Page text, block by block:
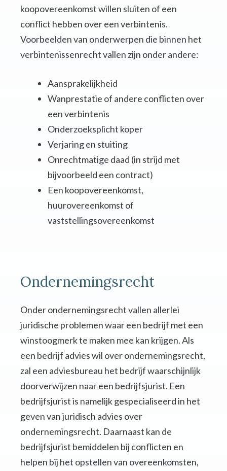
koopovereenkomst willen sluiten of een
conflict hebben over een verbintenis.
Voorbeelden van onderwerpen die binnen het
verbintenissenrecht vallen zijn onder andere:
Aansprakelijkheid
Wanprestatie of andere conflicten over
een verbintenis
Onderzoeksplicht koper
Verjaring en stuiting
Onrechtmatige daad (in strijd met
bijvoorbeeld een contract)
Een koopovereenkomst,
huurovereenkomst of
vaststellingsovereenkomst
Ondernemingsrecht
Onder ondernemingsrecht vallen allerlei
juridische problemen waar een bedrijf met een
winstoogmerk te maken mee kan krijgen. Als
een bedrijf advies wil over ondernemingsrecht,
zal een adviesbureau het bedrijf waarschijnlijk
doorverwijzen naar een bedrijfsjurist. Een
bedrijfsjurist is namelijk gespecialiseerd in het
geven van juridisch advies over
ondernemingsrecht. Daarnaast kan de
bedrijfsjurist bemiddelen bij conflicten en
helpen bij het opstellen van overeenkomsten,